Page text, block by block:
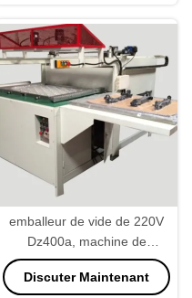
emballeur de vide de 220V
Dz400a, machine de
emballage sous vide de
chambre du double 800KG
Discuter Maintenant